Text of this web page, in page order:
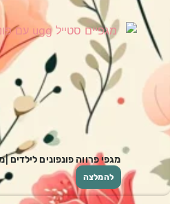
מגפי פרווה פונפונים לילדים
להמלצה